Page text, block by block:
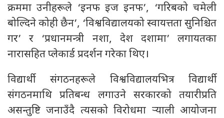
क्रममा उनीहरूले ‘इनफ इज इनफ’, ‘गरिबको चमेली
बोल्दिने कोही छैन’, ‘विश्वविद्यालयको स्वायत्तता सुनिश्चित
गर’ र ‘प्रधानमन्त्री नशा, देश दशामा’ लगायतका
नारासहित प्लेकार्ड प्रदर्शन गरेका थिए।
विद्यार्थी संगठनहरूले विश्वविद्यालयभित्र विद्यार्थी
संगठनमाथि प्रतिबन्ध लगाउने सरकारको तयारीप्रति
असन्तुष्टि जनाउँदै त्यसको विरोधमा र्‍याली आयोजना